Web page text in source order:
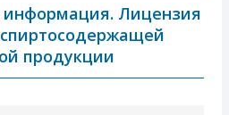
Лицензия
продукции